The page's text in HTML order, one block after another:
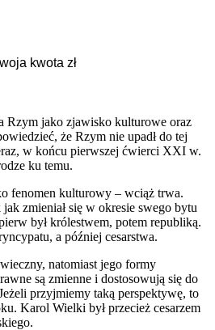
Rzym jako zjawisko kulturowe oraz
że Rzym nie upadł do tej
w końcu pierwszej ćwierci XXI w.
ku temu.
fenomen kulturowy – wciąż trwa.
zmieniał się w okresie swego bytu
był królestwem, potem republiką.
a później cesarstwa.
natomiast jego formy
są zmienne i dostosowują się do
przyjmiemy taką perspektywę, to
Karol Wielki był przecież cesarzem